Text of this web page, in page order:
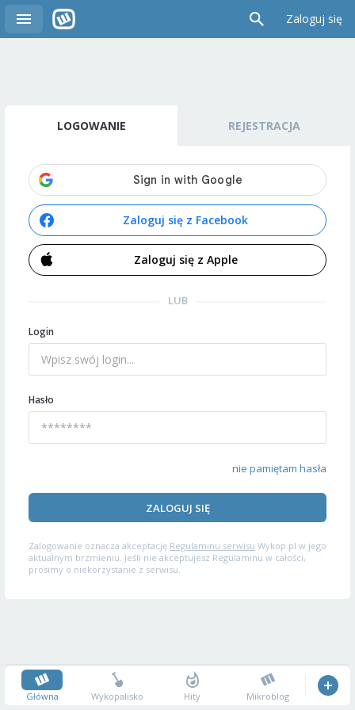
Zaloguj się
LOGOWANIE REJESTRACJA
Zaloguj się z Facebook
Zaloguj się z Apple
LUB
Login
Hasło
nie pamiętam hasła
ZALOGUJ SIĘ
Zalogowanie oznacza akceptację Regulaminu serwisu Wykop.pl w jego
aktualnym brzmieniu. Jeśli nie akceptujesz Regulaminu w całości,
prosimy o niekorzystanie z serwisu.
Główna Wykopalisko Hity Mikroblog